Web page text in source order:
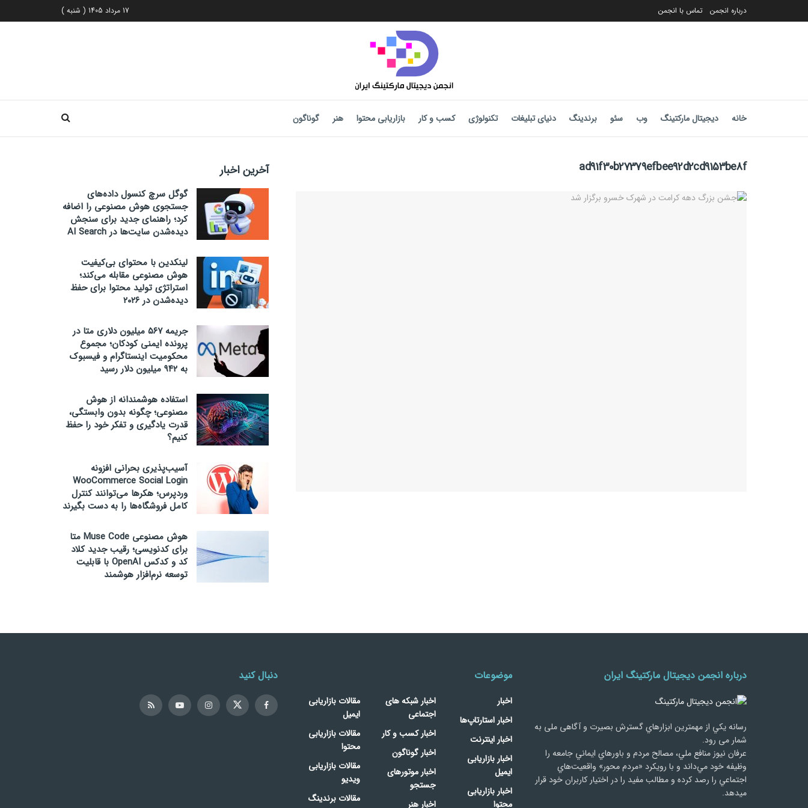
درباره انجمن تماس با انجمن 17 مرداد 1405 ( شنبه )
خانه دیجیتال مارکتینگ وب سئو برندینگ دنیای تبلیغات تکنولوژی کسب و کار بازاریابی محتوا هنر گوناگون
ad91f30b27379efbee92d2cd9153be8f آخرین اخبار
گوگل سرچ کنسول داده‌های
جستجوی هوش مصنوعی را اضافه
کرد؛ راهنمای جدید برای سنجش
دیده‌شدن سایت‌ها در AI Search
لینکدین با محتوای بی‌کیفیت
هوش مصنوعی مقابله می‌کند؛
استراتژی تولید محتوا برای حفظ
دیده‌شدن در ۲۰۲۶
جریمه ۵۶۷ میلیون دلاری متا در
پرونده ایمنی کودکان؛ مجموع
محکومیت اینستاگرام و فیسبوک
به ۹۴۲ میلیون دلار رسید
استفاده هوشمندانه از هوش
مصنوعی؛ چگونه بدون وابستگی،
قدرت یادگیری و تفکر خود را حفظ
کنیم؟
آسیب‌پذیری بحرانی افزونه
WooCommerce Social Login
وردپرس؛ هکرها می‌توانند کنترل
کامل فروشگاه‌ها را به دست بگیرند
هوش مصنوعی Muse Code متا
برای کدنویسی؛ رقیب جدید کلاد
کد و کدکس OpenAI با قابلیت
توسعه نرم‌افزار هوشمند
درباره انجمن دیجیتال مارکتینگ ایران
رسانه يكي از مهمترین ابزارهاي گسترش بصیرت و آگاهی ملی به
شمار می رود.
عرفان نیوز منافع ملي، مصالح مردم و باورهاي ايماني جامعه را
وظيفه خود مي‌داند و با رويكرد «مردم‌ محور» واقعيت‌هاي
اجتماعي را رصد کرده و مطالب مفید را در اختیار کاربران خود قرار
میدهد.
موضوعات
اخبار
اخبار استارتاپ‌ها
اخبار اینترنت
اخبار بازاریابی
ایمیل
اخبار بازاریابی
محتوا
اخبار شبکه های
اجتماعی
اخبار کسب و کار
اخبار گوناگون
اخبار موتورهای
جستجو
اخبار هنر
مقالات بازاریابی
ایمیل
مقالات بازاریابی
محتوا
مقالات بازاریابی
ویدیو
مقالات برندینگ
دنبال کنید